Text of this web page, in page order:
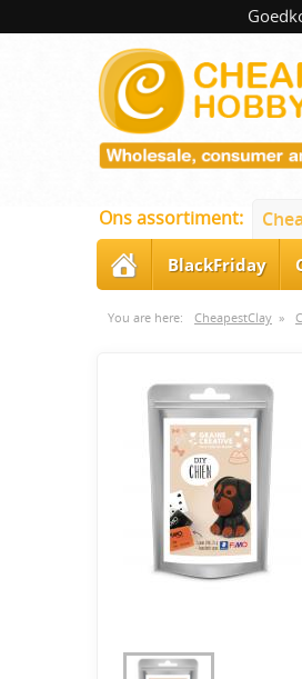
Ons assortiment:
BlackFriday
You are here: CheapestClay »